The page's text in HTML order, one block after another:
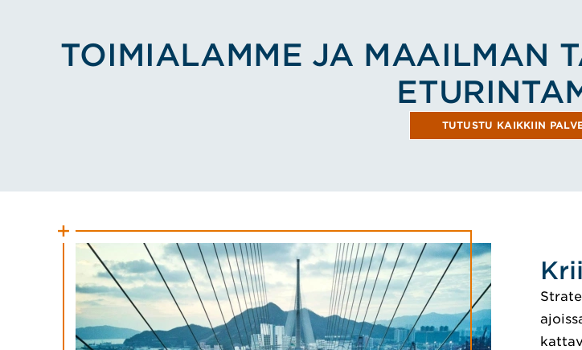
TOIMIALAMME JA MAAILMAN
TUTUSTU KAIKKIIN